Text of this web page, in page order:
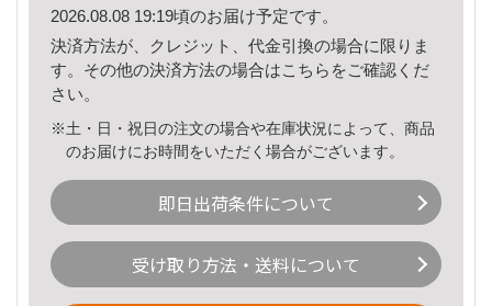
2026.08.08 19:19頃のお届け予定です。
決済方法が、クレジット、代金引換の場合に限りま
す。その他の決済方法の場合はこちら をご確認くだ
さい。
※土・日・祝日の注文の場合や在庫状況によって、商品
のお届けにお時間をいただく場合がございます。
即日出荷条件について
受け取り方法・送料について